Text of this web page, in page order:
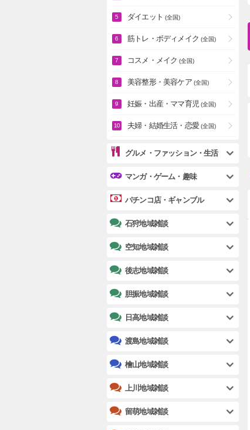
ダイエット (全国)
筋トレ・ボディメイク (全国)
コスメ・メイク (全国)
美容整形・美容ケア (全国)
妊娠・出産・ママ育児 (全国)
夫婦・結婚生活・恋愛 (全国)
グルメ・ファッション・生活
マンガ・ゲーム・趣味
パチンコ店・ギャンブル
石狩地域雑談
空知地域雑談
後志地域雑談
胆振地域雑談
日高地域雑談
渡島地域雑談
檜山地域雑談
上川地域雑談
留萌地域雑談